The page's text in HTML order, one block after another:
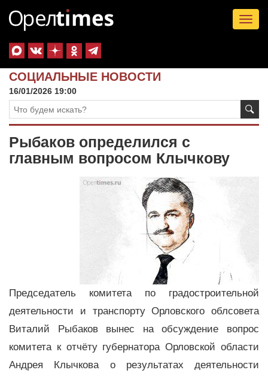
СОЦИАЛЬНЫЕ НОВОСТИ
16/01/2026 19:00
Рыбаков определился с
главным вопросом Клычкову
Председатель комитета по градостроительной
деятельности и транспорту Орловского облсовета
Виталий Рыбаков вынес на обсуждение вопрос
комитета к отчёту губернатора Орловской области
Андрея Клычкова о результатах деятельности